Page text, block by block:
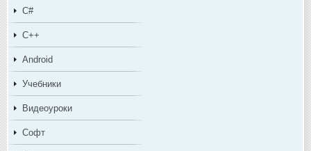
C#
C++
Android
Учебники
Видеоуроки
Софт